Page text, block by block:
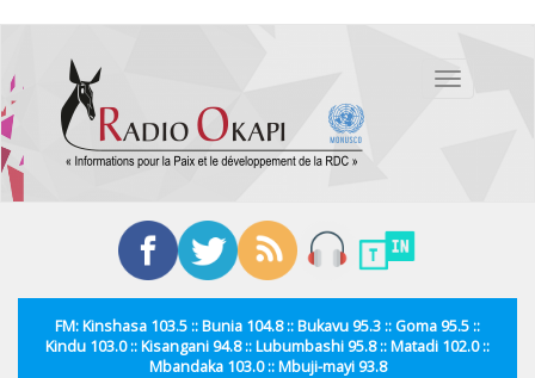
contenu
principal
Toggle
FM: Kinshasa 103.5 :: Bunia 104.8 :: Bukavu 95.3 :: Goma 95.5 ::
Kindu 103.0 :: Kisangani 94.8 :: Lubumbashi 95.8 :: Matadi 102.0 ::
Mbandaka 103.0 :: Mbuji-mayi 93.8